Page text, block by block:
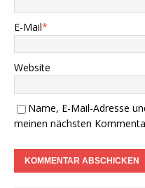
E-Mail*
Website
Name, E-Mail-Adresse
meinen nächsten